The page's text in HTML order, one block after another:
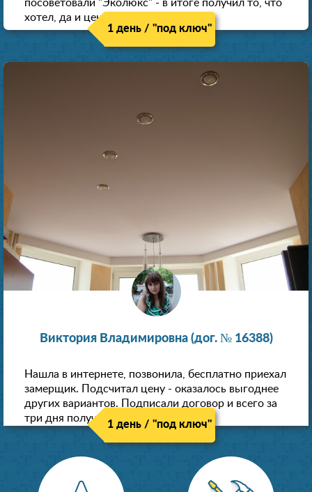
посоветовали "Эколюкс" - в итоге получил то, что
хотел, да и цена нормальная.
1 день / "под ключ"
Виктория Владимировна (дог. № 16388)
Нашла в интернете, позвонила, бесплатно приехал
замерщик. Подсчитал цену - оказалось выгоднее
других вариантов. Подписали договор и всего за
три дня получили новые потолки!
1 день / "под ключ"